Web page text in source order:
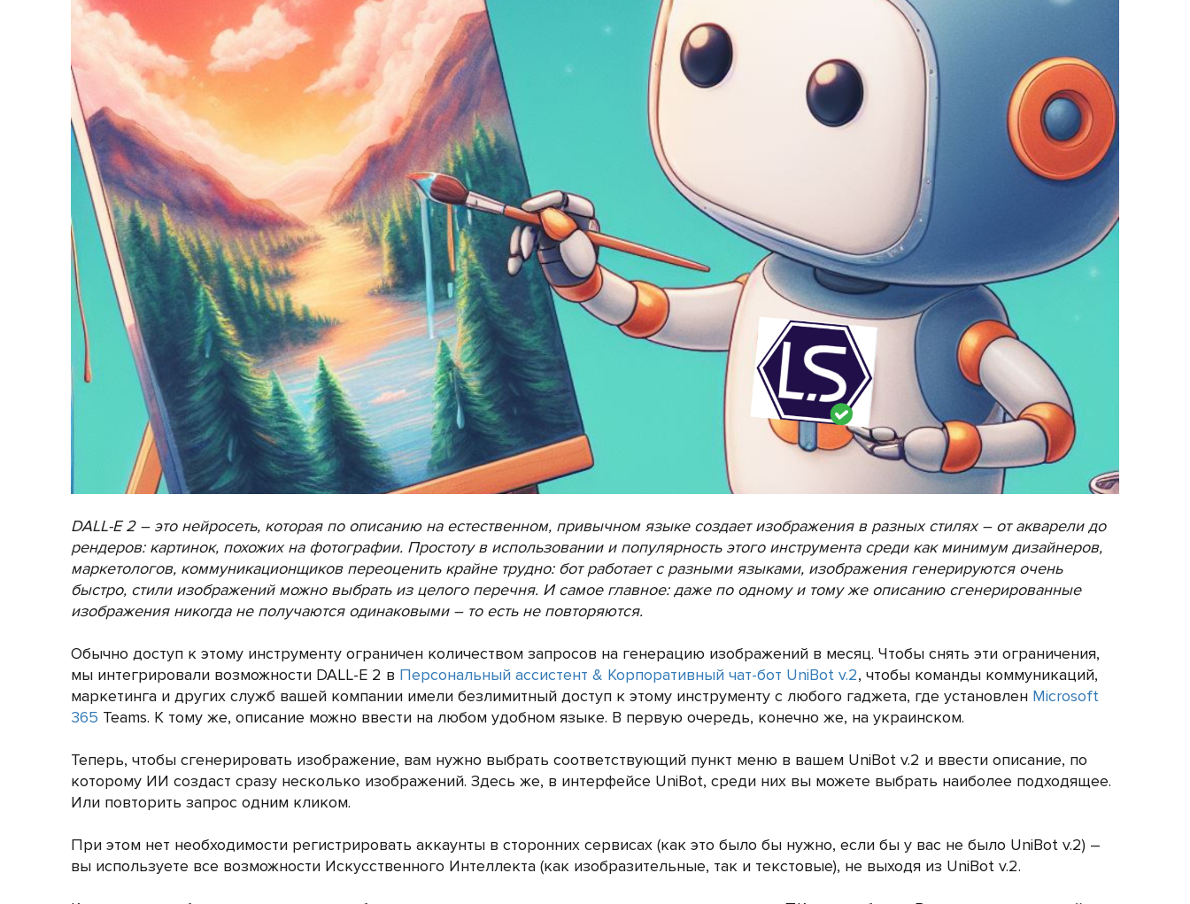
DALL-E 2 – это нейросеть, которая по описанию на естественном, привычном языке создает изображения в разных стилях – от акварели до
рендеров: картинок, похожих на фотографии. Простоту в использовании и популярность этого инструмента среди как минимум дизайнеров,
маркетологов, коммуникационщиков переоценить крайне трудно: бот работает с разными языками, изображения генерируются очень
быстро, стили изображений можно выбрать из целого перечня. И самое главное: даже по одному и тому же описанию сгенерированные
изображения никогда не получаются одинаковыми – то есть не повторяются.
Обычно доступ к этому инструменту ограничен количеством запросов на генерацию изображений в месяц. Чтобы снять эти ограничения,
мы интегрировали возможности DALL-E 2 в Персональный ассистент & Корпоративный чат-бот UniBot v.2, чтобы команды коммуникаций,
маркетинга и других служб вашей компании имели безлимитный доступ к этому инструменту с любого гаджета, где установлен Microsoft
365 Teams. К тому же, описание можно ввести на любом удобном языке. В первую очередь, конечно же, на украинском.
Теперь, чтобы сгенерировать изображение, вам нужно выбрать соответствующий пункт меню в вашем UniBot v.2 и ввести описание, по
которому ИИ создаст сразу несколько изображений. Здесь же, в интерфейсе UniBot, среди них вы можете выбрать наиболее подходящее.
Или повторить запрос одним кликом.
При этом нет необходимости регистрировать аккаунты в сторонних сервисах (как это было бы нужно, если бы у вас не было UniBot v.2) –
вы используете все возможности Искусственного Интеллекта (как изобразительные, так и текстовые), не выходя из UniBot v.2.